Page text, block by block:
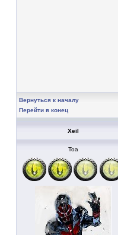
Вернуться к началу
Перейти в конец
Xeil
Тоа